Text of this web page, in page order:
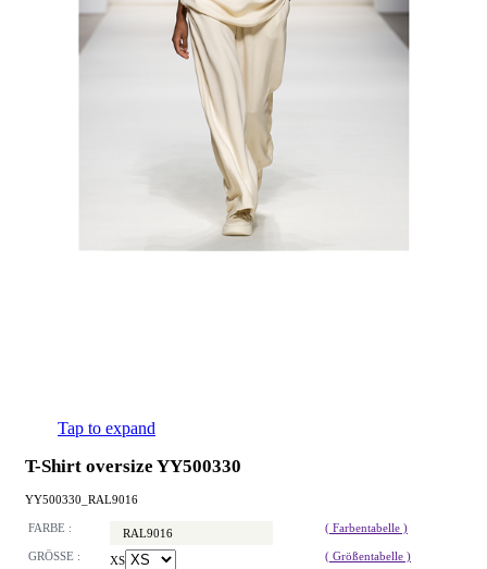
Tap to expand
T-Shirt oversize YY500330
YY500330_RAL9016
FARBE : RAL9016 ( Farbentabelle )
GRÖSSE : XS ( Größentabelle )